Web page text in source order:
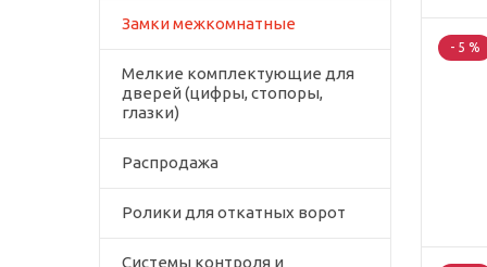
Замки межкомнатные
Мелкие комплектующие для
дверей (цифры, стопоры,
глазки)
Распродажа
Ролики для откатных ворот
Системы контроля и
- 5 %